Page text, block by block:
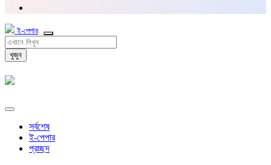
ই-পেপার
খুজুন
সর্বশেষ
ই-পেপার
প্রচ্ছদ